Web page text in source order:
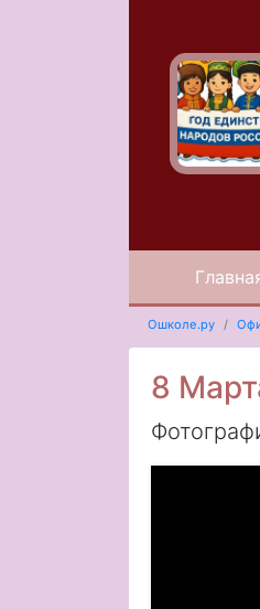
Ошколе.ру
8